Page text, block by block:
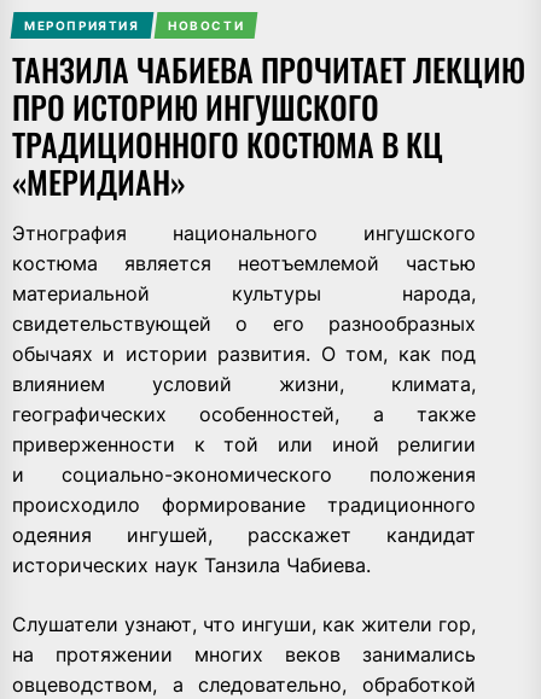
МЕРОПРИЯТИЯ НОВОСТИ
ТАНЗИЛА ЧАБИЕВА ПРОЧИТАЕТ ЛЕКЦИЮ
ПРО ИСТОРИЮ ИНГУШСКОГО
ТРАДИЦИОННОГО КОСТЮМА В КЦ
«МЕРИДИАН»
Этнография национального ингушского
костюма является неотъемлемой частью
материальной культуры народа,
свидетельствующей о его разнообразных
обычаях и истории развития. О том, как под
влиянием условий жизни, климата,
географических особенностей, а также
приверженности к той или иной религии
и социально-экономического положения
происходило формирование традиционного
одеяния ингушей, расскажет кандидат
исторических наук Танзила Чабиева.
Слушатели узнают, что ингуши, как жители гор,
на протяжении многих веков занимались
овцеводством, а следовательно, обработкой